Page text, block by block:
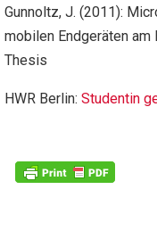
Gunnoltz, J. (2011):
mobilen Endgeräten am
Thesis
HWR Berlin: Studentin